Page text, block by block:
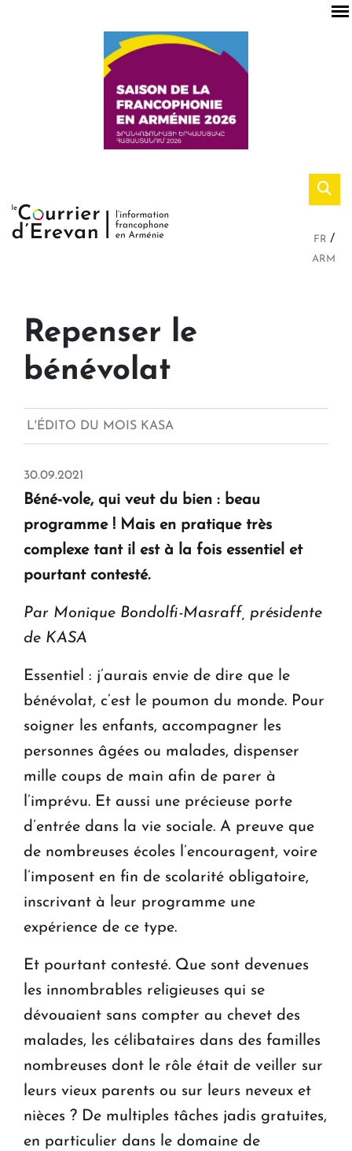
FR
ARM
Repenser le
bénévolat
L'ÉDITO DU MOIS KASA
30.09.2021
Béné-vole, qui veut du bien : beau
programme ! Mais en pratique très
complexe tant il est à la fois essentiel et
pourtant contesté.
Par Monique Bondolfi-Masraff, présidente
de KASA
Essentiel : j’aurais envie de dire que le
bénévolat, c’est le poumon du monde. Pour
soigner les enfants, accompagner les
personnes âgées ou malades, dispenser
mille coups de main afin de parer à
l’imprévu. Et aussi une précieuse porte
d’entrée dans la vie sociale. A preuve que
de nombreuses écoles l’encouragent, voire
l’imposent en fin de scolarité obligatoire,
inscrivant à leur programme une
expérience de ce type.
Et pourtant contesté. Que sont devenues
les innombrables religieuses qui se
dévouaient sans compter au chevet des
malades, les célibataires dans des familles
nombreuses dont le rôle était de veiller sur
leurs vieux parents ou sur leurs neveux et
nièces ? De multiples tâches jadis gratuites,
en particulier dans le domaine de